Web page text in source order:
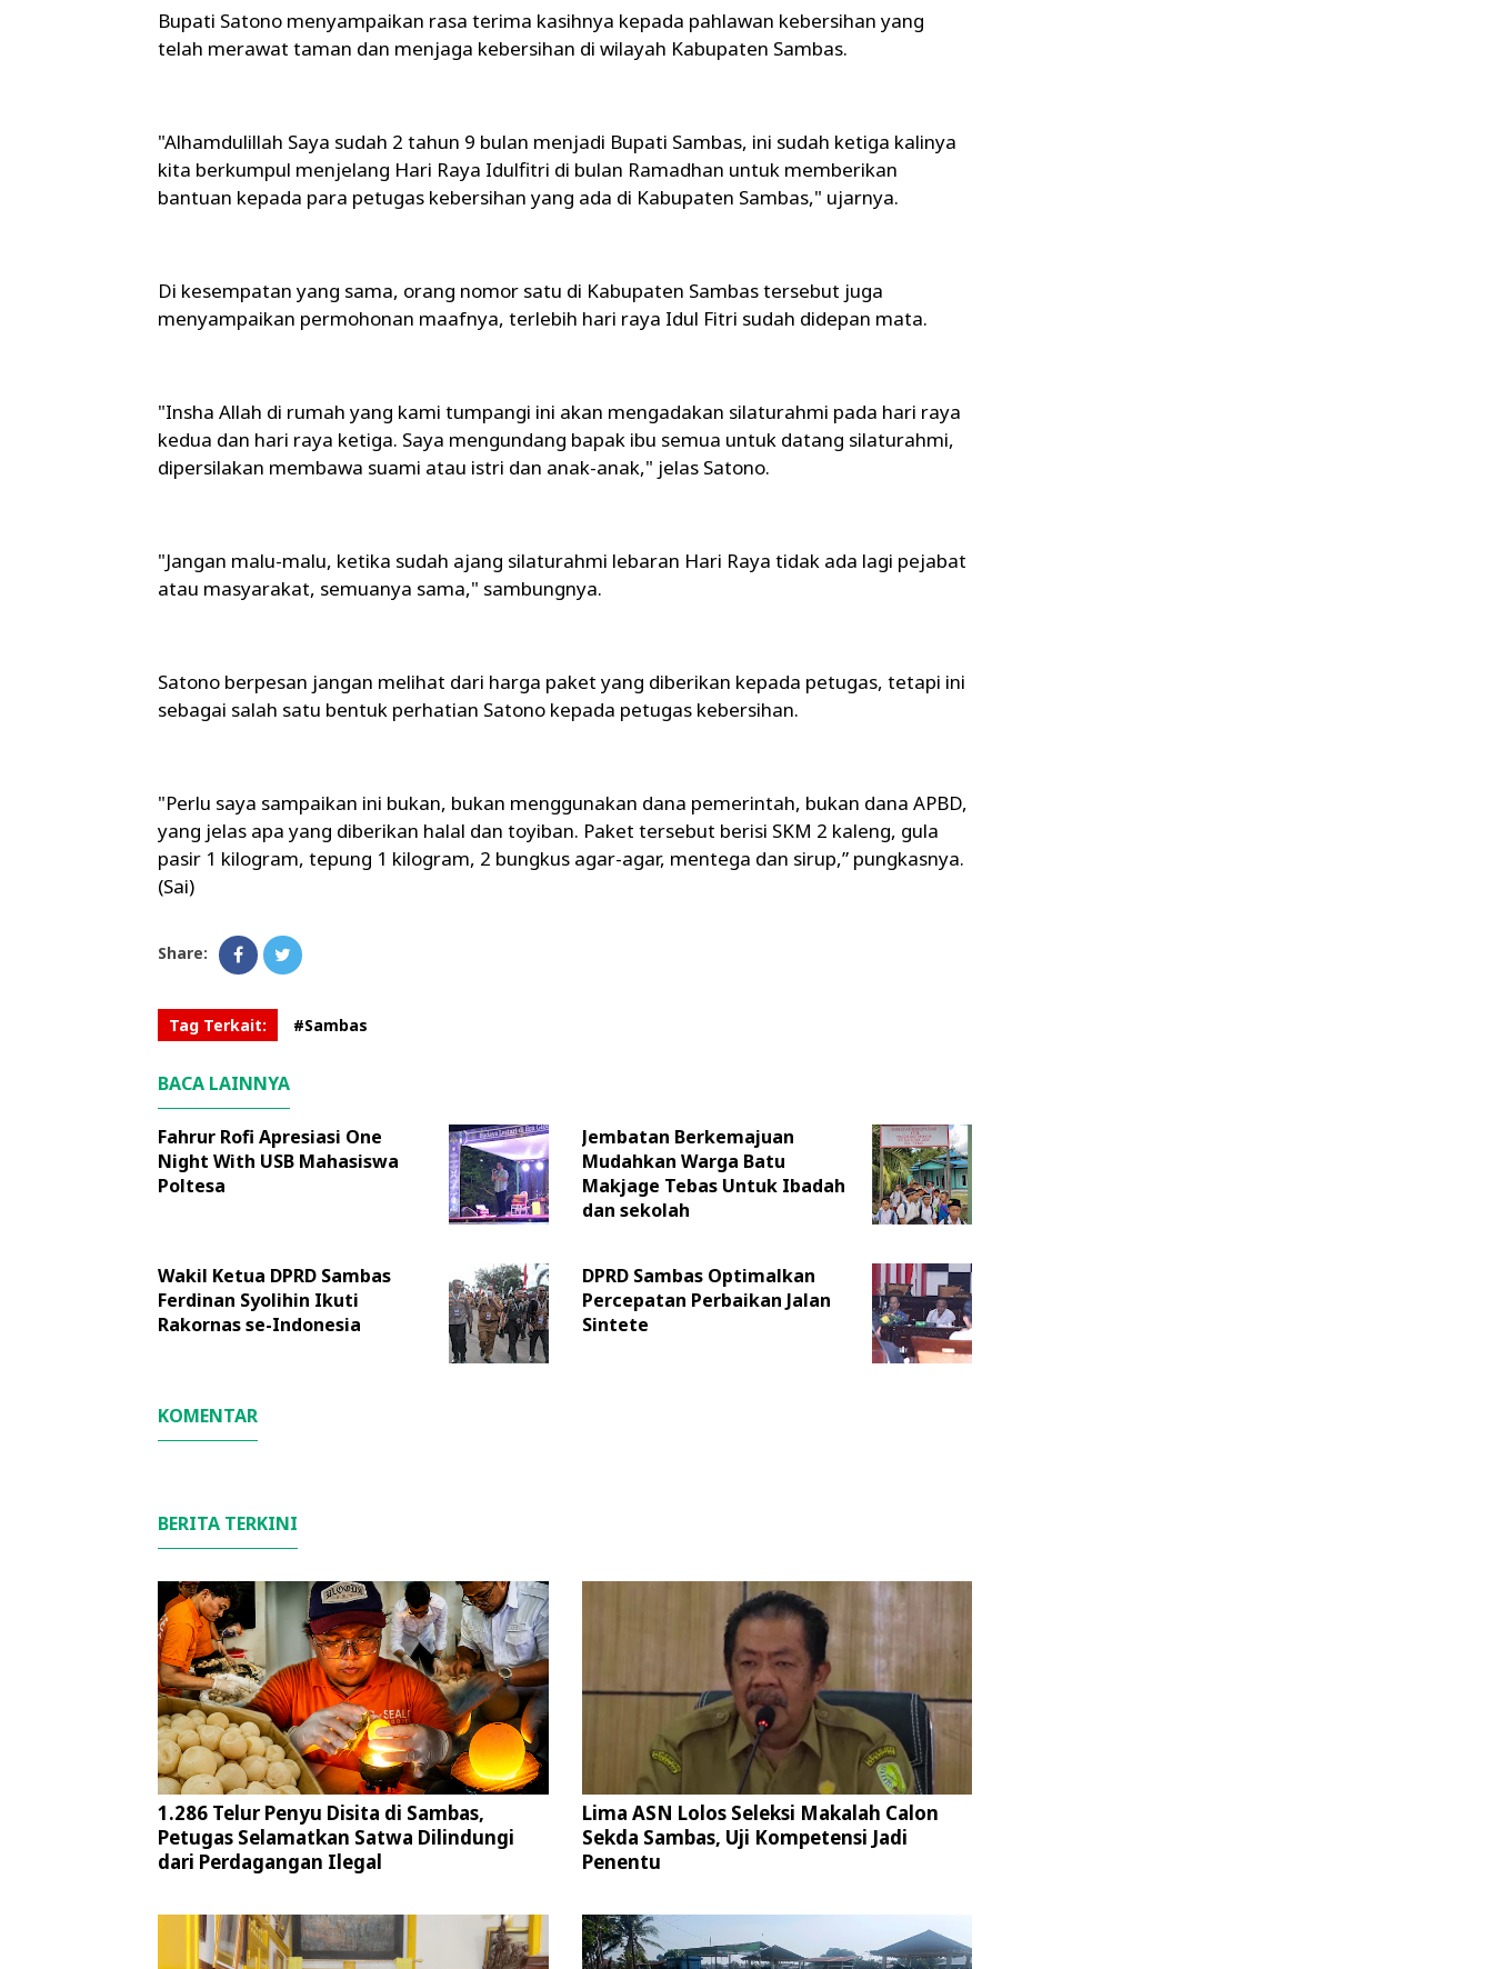
Bupati Satono menyampaikan rasa terima kasihnya kepada pahlawan kebersihan yang
telah merawat taman dan menjaga kebersihan di wilayah Kabupaten Sambas.
"Alhamdulillah Saya sudah 2 tahun 9 bulan menjadi Bupati Sambas, ini sudah ketiga kalinya
kita berkumpul menjelang Hari Raya Idulfitri di bulan Ramadhan untuk memberikan
bantuan kepada para petugas kebersihan yang ada di Kabupaten Sambas," ujarnya.
Di kesempatan yang sama, orang nomor satu di Kabupaten Sambas tersebut juga
menyampaikan permohonan maafnya, terlebih hari raya Idul Fitri sudah didepan mata.
"Insha Allah di rumah yang kami tumpangi ini akan mengadakan silaturahmi pada hari raya
kedua dan hari raya ketiga. Saya mengundang bapak ibu semua untuk datang silaturahmi,
dipersilakan membawa suami atau istri dan anak-anak," jelas Satono.
"Jangan malu-malu, ketika sudah ajang silaturahmi lebaran Hari Raya tidak ada lagi pejabat
atau masyarakat, semuanya sama," sambungnya.
Satono berpesan jangan melihat dari harga paket yang diberikan kepada petugas, tetapi ini
sebagai salah satu bentuk perhatian Satono kepada petugas kebersihan.
"Perlu saya sampaikan ini bukan, bukan menggunakan dana pemerintah, bukan dana APBD,
yang jelas apa yang diberikan halal dan toyiban. Paket tersebut berisi SKM 2 kaleng, gula
pasir 1 kilogram, tepung 1 kilogram, 2 bungkus agar-agar, mentega dan sirup,” pungkasnya.
(Sai)
Share:
Tag Terkait: #Sambas
BACA LAINNYA
Fahrur Rofi Apresiasi One
Night With USB Mahasiswa
Poltesa
Jembatan Berkemajuan
Mudahkan Warga Batu
Makjage Tebas Untuk Ibadah
dan sekolah
Wakil Ketua DPRD Sambas
Ferdinan Syolihin Ikuti
Rakornas se-Indonesia
DPRD Sambas Optimalkan
Percepatan Perbaikan Jalan
Sintete
KOMENTAR
BERITA TERKINI
1.286 Telur Penyu Disita di Sambas,
Petugas Selamatkan Satwa Dilindungi
dari Perdagangan Ilegal
Lima ASN Lolos Seleksi Makalah Calon
Sekda Sambas, Uji Kompetensi Jadi
Penentu